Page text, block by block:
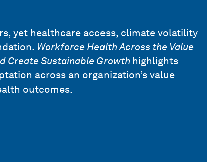
yet healthcare access, climate volatility
Workforce Health Across the Value
Create Sustainable Growth highlights
across an organization’s value
outcomes.